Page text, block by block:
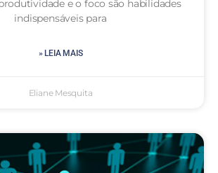
e o foco são habilidades
indispensáveis para
» LEIA MAIS
Eliane Mesquita